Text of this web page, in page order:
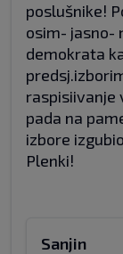
poslušnike!
osim- jasno-
demokrata
raspisiivanje
pada na
izbore
Plenki!
Sanjin